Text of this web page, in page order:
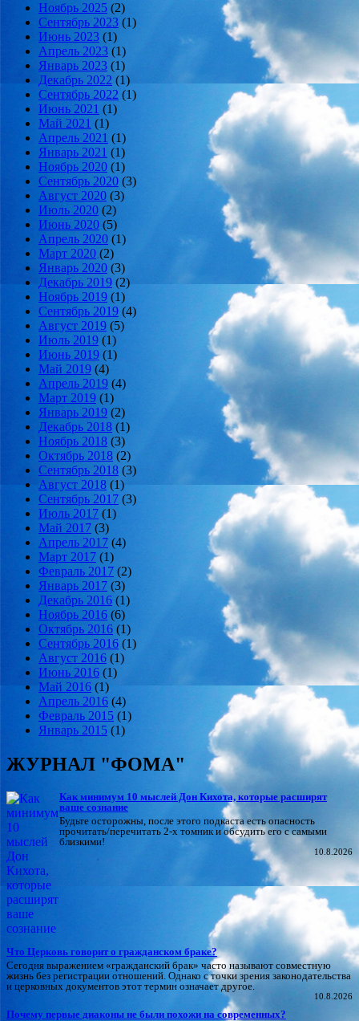
Ноябрь 2025 (2)
Сентябрь 2023 (1)
Июнь 2023 (1)
Апрель 2023 (1)
Январь 2023 (1)
Декабрь 2022 (1)
Сентябрь 2022 (1)
Июнь 2021 (1)
Май 2021 (1)
Апрель 2021 (1)
Январь 2021 (1)
Ноябрь 2020 (1)
Сентябрь 2020 (3)
Август 2020 (3)
Июль 2020 (2)
Июнь 2020 (5)
Апрель 2020 (1)
Март 2020 (2)
Январь 2020 (3)
Декабрь 2019 (2)
Ноябрь 2019 (1)
Сентябрь 2019 (4)
Август 2019 (5)
Июль 2019 (1)
Июнь 2019 (1)
Май 2019 (4)
Апрель 2019 (4)
Март 2019 (1)
Январь 2019 (2)
Декабрь 2018 (1)
Ноябрь 2018 (3)
Октябрь 2018 (2)
Сентябрь 2018 (3)
Август 2018 (1)
Сентябрь 2017 (3)
Июль 2017 (1)
Май 2017 (3)
Апрель 2017 (4)
Март 2017 (1)
Февраль 2017 (2)
Январь 2017 (3)
Декабрь 2016 (1)
Ноябрь 2016 (6)
Октябрь 2016 (1)
Сентябрь 2016 (1)
Август 2016 (1)
Июнь 2016 (1)
Май 2016 (1)
Апрель 2016 (4)
Февраль 2015 (1)
Январь 2015 (1)
ЖУРНАЛ "ФОМА"
Как минимум 10 мыслей Дон Кихота, которые расширят
ваше сознание
Будьте осторожны, после этого подкаста есть опасность
прочитать/перечитать 2-х томник и обсудить его с самыми
близкими!
10.8.2026
Что Церковь говорит о гражданском браке?
Сегодня выражением «гражданский брак» часто называют совместную
жизнь без регистрации отношений. Однако с точки зрения законодательства
и церковных документов этот термин означает другое.
10.8.2026
Почему первые диаконы не были похожи на современных?